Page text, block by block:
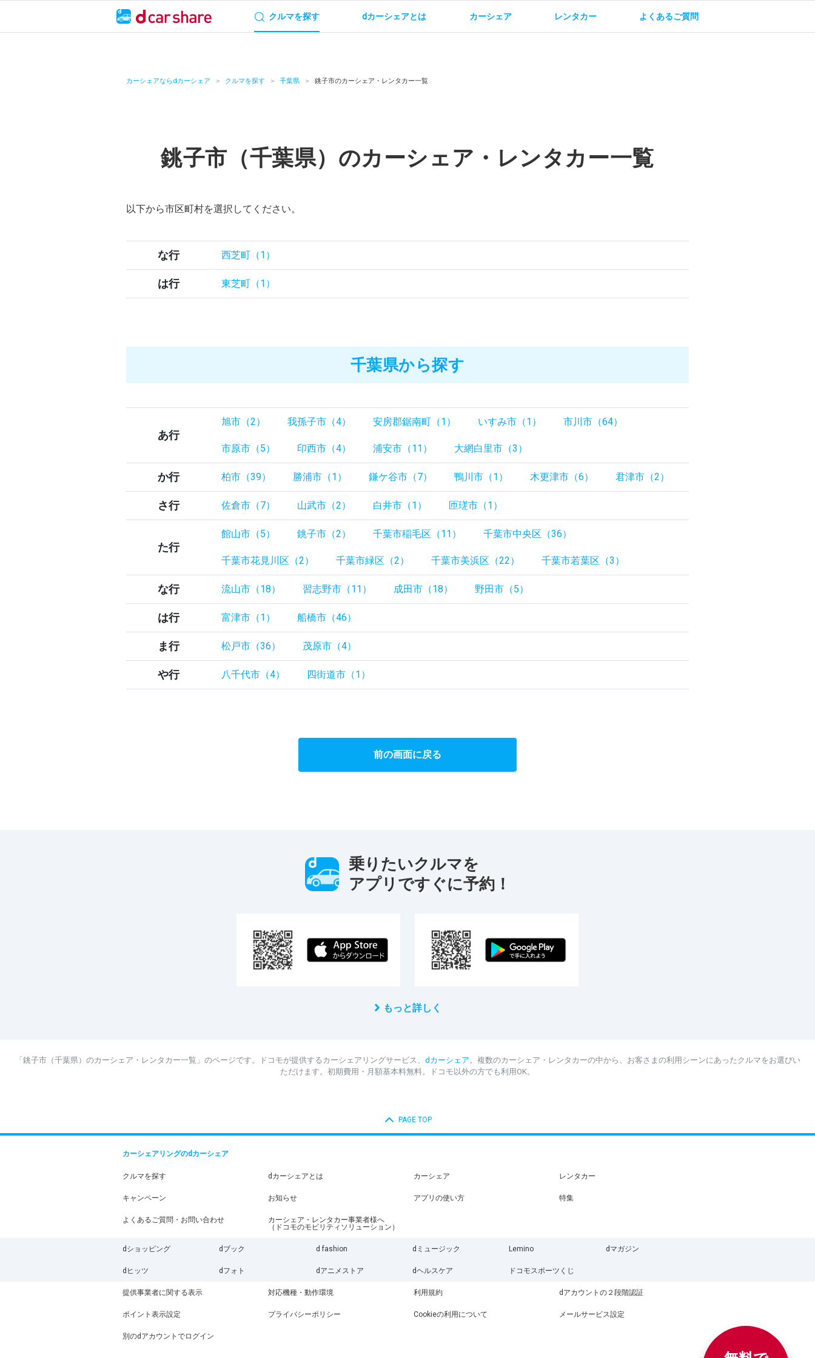
クルマを探す dカーシェアとは カーシェア レンタカー よくあるご質問
カーシェアならdカーシェア クルマを探す 千葉県 銚子市のカーシェア・レンタカー一覧
銚子市（千葉県）のカーシェア・レンタカー一覧
以下から市区町村を選択してください。
な行 西芝町（1）
は行 東芝町（1）
千葉県から探す
あ行
旭市（2） 我孫子市（4） 安房郡鋸南町（1） いすみ市（1） 市川市（64）
市原市（5） 印西市（4） 浦安市（11） 大網白里市（3）
か行 柏市（39） 勝浦市（1） 鎌ケ谷市（7） 鴨川市（1） 木更津市（6） 君津市（2）
さ行 佐倉市（7） 山武市（2） 白井市（1） 匝瑳市（1）
た行
館山市（5） 銚子市（2） 千葉市稲毛区（11） 千葉市中央区（36）
千葉市花見川区（2） 千葉市緑区（2） 千葉市美浜区（22） 千葉市若葉区（3）
な行 流山市（18） 習志野市（11） 成田市（18） 野田市（5）
は行 富津市（1） 船橋市（46）
ま行 松戸市（36） 茂原市（4）
や行 八千代市（4） 四街道市（1）
前の画面に戻る
乗りたいクルマを
アプリですぐに予約！
もっと詳しく
「銚子市（千葉県）のカーシェア・レンタカー一覧」のページです。ドコモが提供するカーシェアリングサービス、 dカーシェア。複数のカーシェア・レンタカーの中から、お客さまの利用シーンにあったクルマをお選びい
ただけます。初期費用・月額基本料無料。ドコモ以外の方でも利用OK。
PAGE TOP
カーシェアリングのdカーシェア
クルマを探す dカーシェアとは カーシェア レンタカー
キャンペーン お知らせ アプリの使い方 特集
よくあるご質問・お問い合わせ
カーシェア・レンタカー事業者様へ
（ドコモのモビリティソリューション）
dショッピング dブック d fashion dミュージック Lemino dマガジン
dヒッツ dフォト dアニメストア dヘルスケア ドコモスポーツくじ
提供事業者に関する表示 対応機種・動作環境 利用規約 dアカウントの２段階認証
ポイント表示設定 プライバシーポリシー Cookieの利用について メールサービス設定
別のdアカウントでログイン
よくあるご質問・お問い合わせ
アプリの使い方